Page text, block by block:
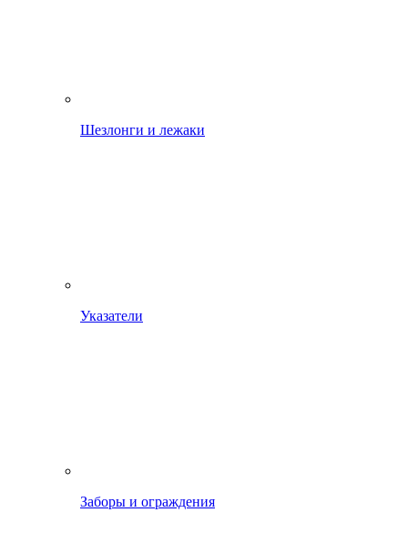
Шезлонги и лежаки
Указатели
Заборы и ограждения